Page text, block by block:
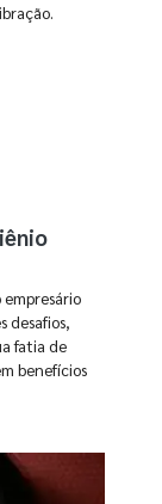
desafios,
fatia de
benefícios